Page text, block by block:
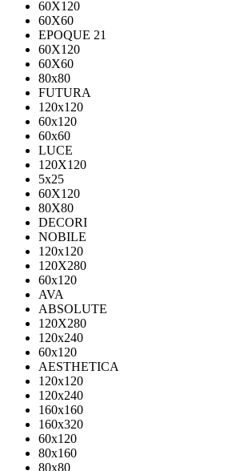
60X120
60X60
EPOQUE 21
60X120
60X60
80х80
FUTURA
120х120
60х120
60х60
LUCE
120X120
5x25
60X120
80X80
DECORI
NOBILE
120x120
120X280
60x120
AVA
ABSOLUTE
120X280
120х240
60х120
AESTHETICA
120x120
120x240
160x160
160x320
60x120
80x160
80x80